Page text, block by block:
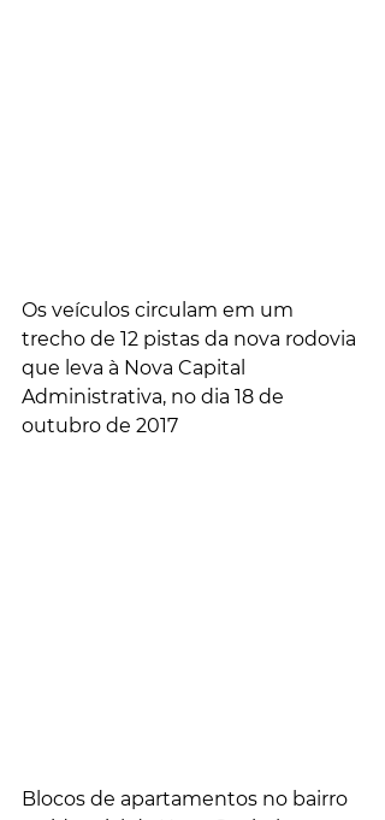
Os veículos circulam em um
trecho de 12 pistas da nova rodovia
que leva à Nova Capital
Administrativa, no dia 18 de
outubro de 2017
Blocos de apartamentos no bairro